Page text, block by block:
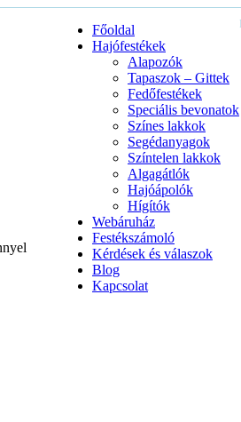
Főoldal
Hajófestékek
Alapozók
Tapaszok – Gittek
Fedőfestékek
Speciális bevonatok
Színes lakkok
Segédanyagok
Színtelen lakkok
Algagátlók
Hajóápolók
Hígítók
Webáruház
Festékszámoló
Kérdések és válaszok
Blog
Kapcsolat